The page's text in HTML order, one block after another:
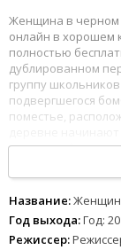
Женщина в черном
онлайн в хорошем
полностью
дублированном
группу
подвергшегося
поместье,
помощью бывшего
детей пробудил
вражеские
силам зла, спасти
1 23 45 678
Название:
Год выхода:Год:
Режиссер: